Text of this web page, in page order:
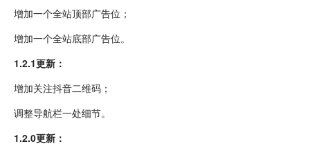
增加一个全站顶部广告位；
增加一个全站底部广告位。
1.2.1更新：
增加关注抖音二维码；
调整导航栏一处细节。
1.2.0更新：